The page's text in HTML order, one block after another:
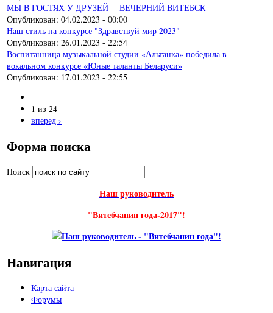
МЫ В ГОСТЯХ У ДРУЗЕЙ -- ВЕЧЕРНИЙ ВИТЕБСК
Опубликован: 04.02.2023 - 00:00
Наш стиль на конкурсе "Здравствуй мир 2023"
Опубликован: 26.01.2023 - 22:54
Воспитанница музыкальной студии «Альтанка» победила в
вокальном конкурсе «Юные таланты Беларуси»
Опубликован: 17.01.2023 - 22:55
1 из 24
вперед ›
Форма поиска
Поиск
Наш руководитель
"Витебчанин года-2017"!
Навигация
Карта сайта
Форумы